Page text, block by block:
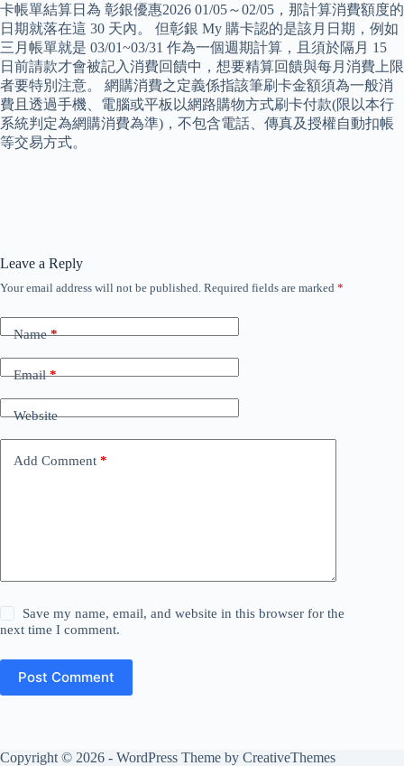
卡帳單結算日為 彰銀優惠2026 01/05～02/05，那計算消費額度的
日期就落在這 30 天內。 但彰銀 My 購卡認的是該月日期，例如
三月帳單就是 03/01~03/31 作為一個週期計算，且須於隔月 15
日前請款才會被記入消費回饋中，想要精算回饋與每月消費上限
者要特別注意。 網購消費之定義係指該筆刷卡金額須為一般消
費且透過手機、電腦或平板以網路購物方式刷卡付款(限以本行
系統判定為網購消費為準)，不包含電話、傳真及授權自動扣帳
等交易方式。
Leave a Reply
Your email address will not be published. Required fields are marked *
Name*
Email*
Website
Add Comment *
Save my name, email, and website in this browser for the
next time I comment.
Post Comment
Copyright © 2026 - WordPress Theme by CreativeThemes